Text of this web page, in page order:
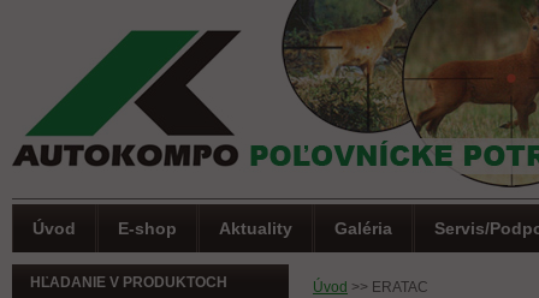
Úvod >> ERATAC
HĽADANIE V PRODUKTOCH
Úvod E-shop Aktuality Galéria Servis/